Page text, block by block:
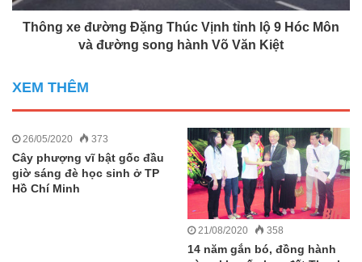
Thông xe đường Đặng Thúc Vịnh tỉnh lộ 9 Hóc Môn
và đường song hành Võ Văn Kiệt
XEM THÊM
26/05/2020 373
Cây phượng vĩ bật gốc đầu
giờ sáng đè học sinh ở TP
Hồ Chí Minh
21/08/2020 358
14 năm gắn bó, đồng hành